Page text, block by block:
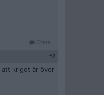
Citera
#2
att kriget är över